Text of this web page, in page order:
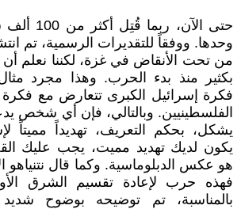
حتى
من تحت الأنقاض في غزة، لكننا نعلم أن
بكثير منذ بدء الحرب. وهذا مجرد
فكرة إسرائيل الكبرى تتعارض مع
الفلسطينيين. وبالتالي، فإن أي شخص
يشكل، بحكم التعريف، تهديداً مميتاً
يكون لديك تهديد مميت، يجب عليك
هو عكس الدبلوماسية. وكما قال نتنياهو
فهذه حرب لإعادة تقسيم الشرق
بالمناسبة، تم توضيحه بوضوح